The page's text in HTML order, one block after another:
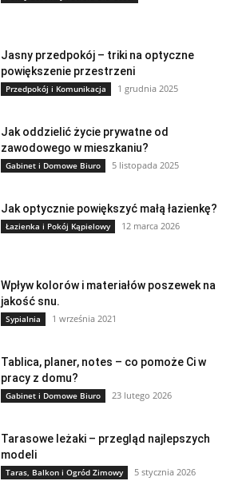
Jasny przedpokój – triki na optyczne
powiększenie przestrzeni
Przedpokój i Komunikacja 1 grudnia 2025
Jak oddzielić życie prywatne od
zawodowego w mieszkaniu?
Gabinet i Domowe Biuro 5 listopada 2025
Jak optycznie powiększyć małą łazienkę?
Łazienka i Pokój Kąpielowy 12 marca 2026
Wpływ kolorów i materiałów poszewek na
jakość snu.
Sypialnia 1 września 2021
Tablica, planer, notes – co pomoże Ci w
pracy z domu?
Gabinet i Domowe Biuro 23 lutego 2026
Tarasowe leżaki – przegląd najlepszych
modeli
Taras, Balkon i Ogród Zimowy 5 stycznia 2026